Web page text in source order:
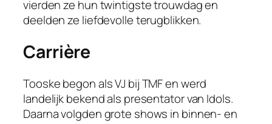
vierden ze hun twintigste trouwdag en
deelden ze liefdevolle terugblikken.
Carrière
Tooske begon als VJ bij TMF en werd
landelijk bekend als presentator van Idols.
Daarna volgden grote shows in binnen- en